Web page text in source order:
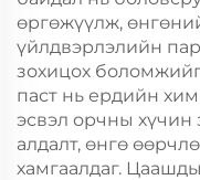
өргөжүүлж,
үйлдвэрлэлийн
зохицох
паст нь ердийн
эсвэл орчны хүчин
алдалт, өнгө
хамгаалдаг.